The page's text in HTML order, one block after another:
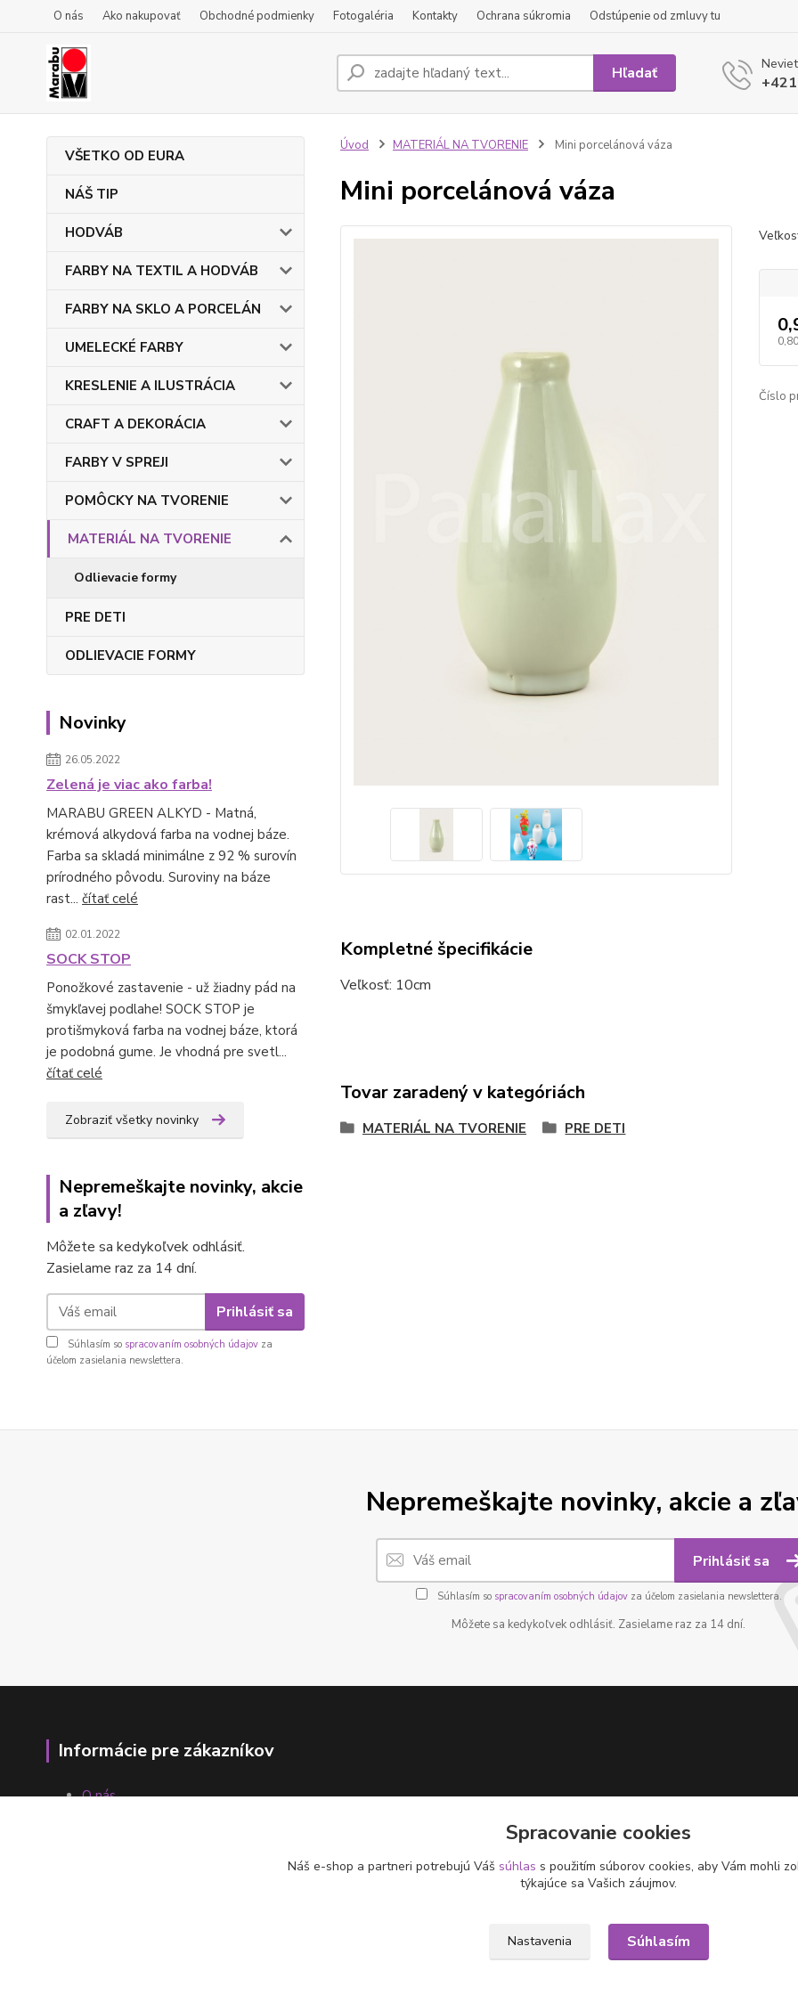
O nás Ako nakupovať Obchodné podmienky Fotogaléria Kontakty Ochrana súkromia Odstúpenie od zmluvy tu
Hľadať
VŠETKO OD EURA
NÁŠ TIP
HODVÁB
FARBY NA TEXTIL A HODVÁB
FARBY NA SKLO A PORCELÁN
UMELECKÉ FARBY
KRESLENIE A ILUSTRÁCIA
CRAFT A DEKORÁCIA
FARBY V SPREJI
POMÔCKY NA TVORENIE
MATERIÁL NA TVORENIE
Odlievacie formy
PRE DETI
ODLIEVACIE FORMY
Novinky
26.05.2022
Zelená je viac ako farba!
MARABU GREEN ALKYD - Matná,
krémová alkydová farba na vodnej báze.
Farba sa skladá minimálne z 92 % surovín
prírodného pôvodu. Suroviny na báze
rast... čítať celé
02.01.2022
SOCK STOP
Ponožkové zastavenie - už žiadny pád na
šmykľavej podlahe! SOCK STOP je
protišmyková farba na vodnej báze, ktorá
je podobná gume. Je vhodná pre svetl...
čítať celé
Zobraziť všetky novinky
Nepremeškajte novinky, akcie
a zľavy!
Môžete sa kedykoľvek odhlásiť.
Zasielame raz za 14 dní.
Prihlásiť sa
Súhlasím so spracovaním osobných údajov za
účelom zasielania newslettera.
Úvod MATERIÁL NA TVORENIE Mini porcelánová váza
Mini porcelánová váza
Číslo
Kompletné špecifikácie
Veľkosť: 10cm
Tovar zaradený v kategóriách
MATERIÁL NA TVORENIE PRE DETI
Nepremeškajte novinky, akcie a
Prihlásiť sa
Súhlasím so spracovaním osobných údajovza účelom zasielania newslettera.
Môžete sa kedykoľvek odhlásiť. Zasielame raz za 14 dní.
Informácie pre zákazníkov
O nás
Spracovanie cookies
Náš e-shop a partneri potrebujú Váš súhlas s použitím súborov cookies, aby Vám mohli
týkajúce sa Vašich záujmov.
Nastavenia Súhlasím